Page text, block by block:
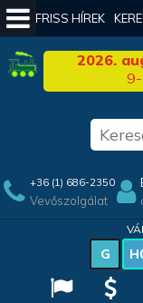
FRISS HÍREK
2026.
+36 (1) 686-2350
Vevőszolgálat
G